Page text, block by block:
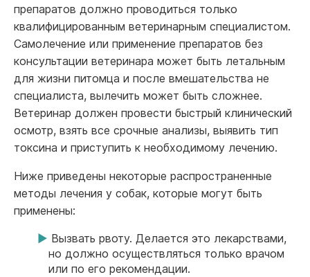
препаратов должно проводиться только
квалифицированным ветеринарным специалистом.
Самолечение или применение препаратов без
консультации ветеринара может быть летальным
для жизни питомца и после вмешательства не
специалиста, вылечить может быть сложнее.
Ветеринар должен провести быстрый клинический
осмотр, взять все срочные анализы, выявить тип
токсина и приступить к необходимому лечению.
Ниже приведены некоторые распространенные
методы лечения у собак, которые могут быть
применены:
Вызвать рвоту. Делается это лекарствами,
но должно осуществляться только врачом
или по его рекомендации.